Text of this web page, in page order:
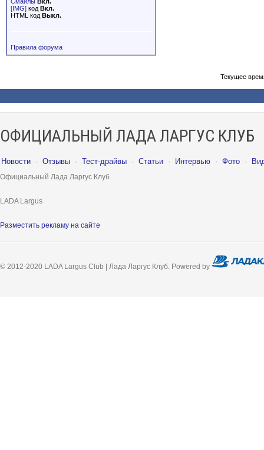
[IMG] код Вкл.
HTML код Выкл.
Правила форума
Текущее
ОФИЦИАЛЬНЫЙ ЛАДА ЛАРГУС КЛУБ
Новости · Отзывы · Тест-драйвы · Статьи · Интервью · Фото ·
Официальный Лада Ларгус Клуб
LADA Largus
Разместить рекламу на сайте
© 2012-2020 LADA Largus Club | Лада Ларгус Клуб. Powered by